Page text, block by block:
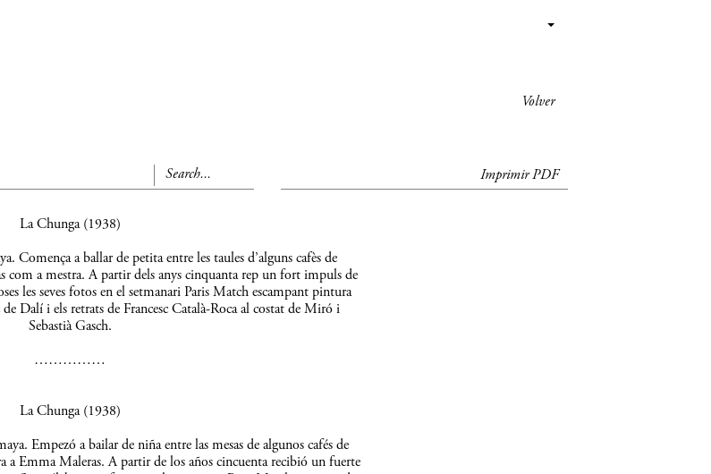
Volver
Imprimir PDF
La Chunga (1938)
Comença a ballar de petita entre les taules d’alguns cafès de
com a mestra. A partir dels anys cinquanta rep un fort impuls de
les seves fotos en el setmanari Paris Match escampant pintura
de Dalí i els retrats de Francesc Català-Roca al costat de Miró i
Sebastià Gasch.
……………
La Chunga (1938)
Empezó a bailar de niña entre las mesas de algunos cafés de
a Emma Maleras. A partir de los años cincuenta recibió un fuerte